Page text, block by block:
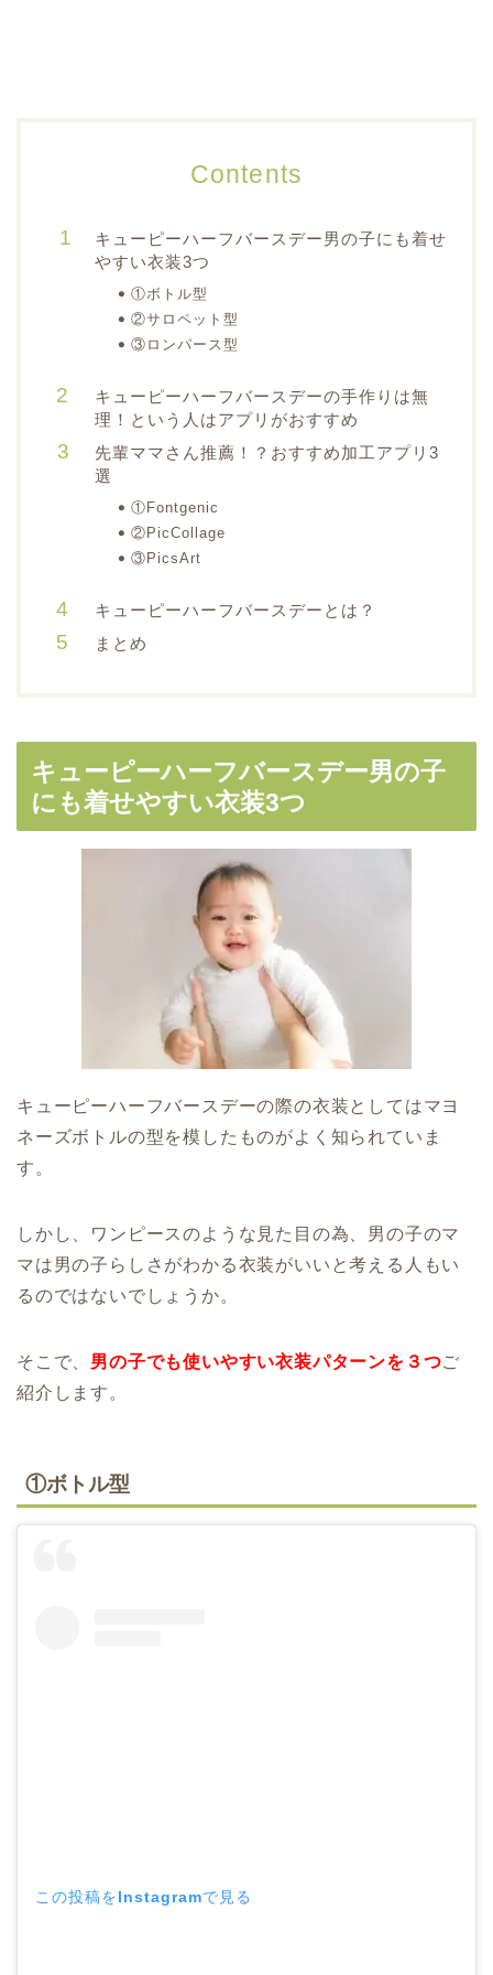
Contents
キューピーハーフバースデー男の子にも着せ
やすい衣装3つ
①ボトル型
②サロペット型
③ロンパース型
キューピーハーフバースデーの手作りは無
理！という人はアプリがおすすめ
先輩ママさん推薦！？おすすめ加工アプリ3
選
①Fontgenic
②PicCollage
③PicsArt
キューピーハーフバースデーとは？
まとめ
キューピーハーフバースデー男の子
にも着せやすい衣装3つ
キューピーハーフバースデーの際の衣装としてはマヨ
ネーズボトルの型を模したものがよく知られていま
す。
しかし、ワンピースのような見た目の為、男の子のマ
マは男の子らしさがわかる衣装がいいと考える人もい
るのではないでしょうか。
そこで、 男の子でも使いやすい衣装パターンを３つご
紹介します。
①ボトル型
この投稿をInstagramで見る